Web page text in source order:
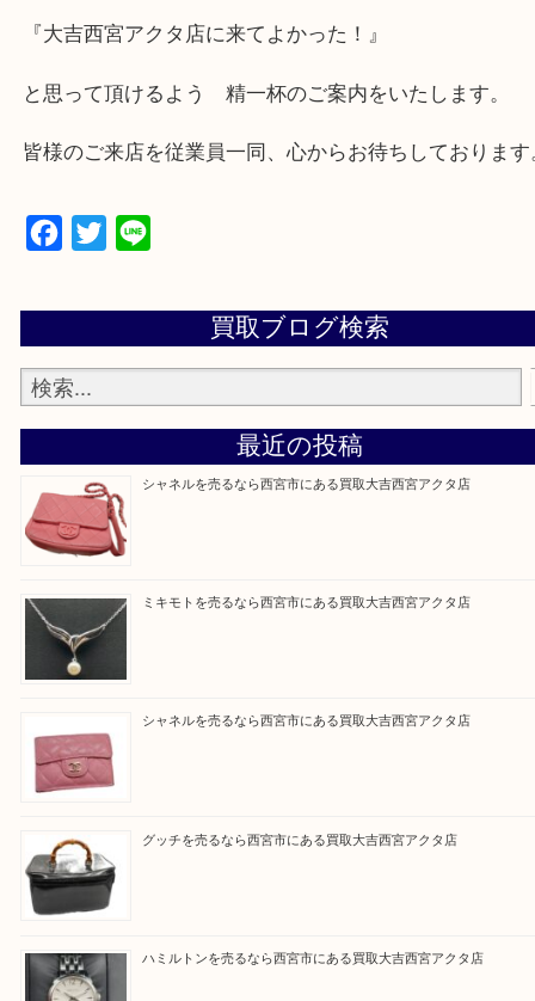
西宮市・芦屋市その他日帰り出来る範囲で承ります
上記地域にない場合も、ご相談下さい。
※品数が多い時・外出できない時・重い時、まとめ
しい時などにご利用下さいませ。
『大吉西宮アクタ店に来てよかった！』
と思って頂けるよう 精一杯のご案内をいたします
皆様のご来店を従業員一同、心からお待ちしており
Facebook
Twitter
シャネルを売るなら西宮市にある買取大吉西宮アクタ店